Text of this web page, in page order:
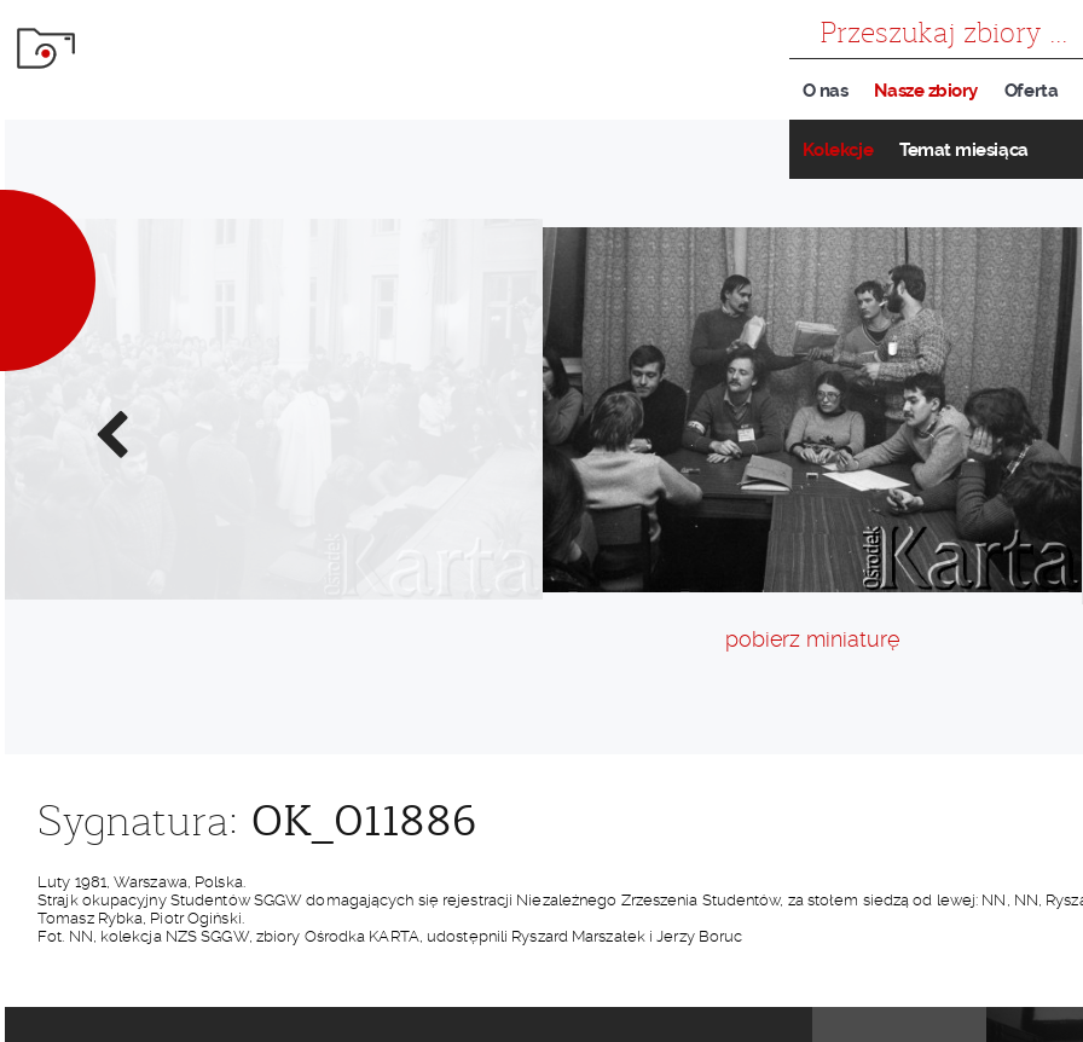
O nas Nasze zbiory
Kolekcje Temat miesiąca
Oferta
Poprzednie
zdjęcie
pobierz miniaturę
Sygnatura: OK_011886
Luty 1981, Warszawa, Polska.
Strajk okupacyjny Studentów SGGW domagających się rejestracji Niezależnego Zrzeszenia Studentów, za stołem siedzą od lewej: NN, NN,
Tomasz Rybka, Piotr Ogiński.
Fot. NN, kolekcja NZS SGGW, zbiory Ośrodka KARTA, udostępnili Ryszard Marszałek i Jerzy Boruc